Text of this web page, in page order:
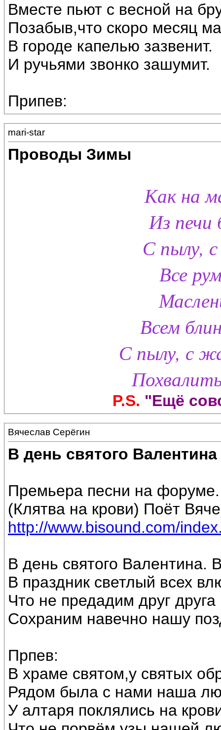
Вместе пьют с весной на
Позабыв,что скоро месяц
В городе капелью зазвенит.
И ручьями звонко зашумит.
Припев:
mari-star
Проводы Зимы
Как на
Из печи
С пылу,
Все
Всем
С пылу, с
P.S. "Ещё
Вячеслав Серёгин
В день святого
Премьера песни на
(Клятва на крови) Поёт
http://www.bisound.com/
В день святого Валентина.
В праздник светлый всех
Что не предадим друг
Сохраним навечно нашу
Прпев:
В храме святом,у святых
Рядом была с нами наша
У алтаря поклялись на